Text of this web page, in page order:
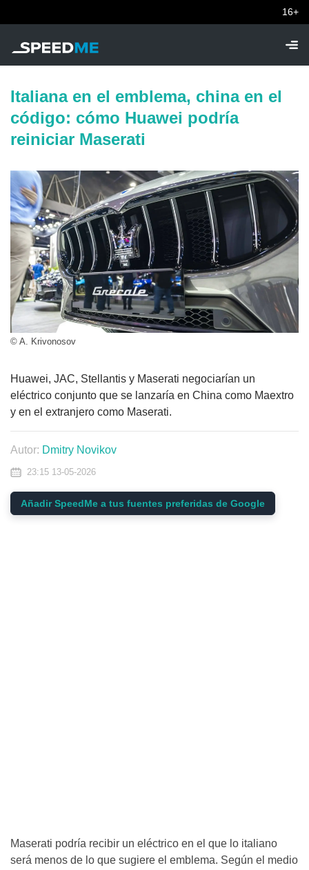
16+
Italiana en el emblema, china en el
código: cómo Huawei podría
reiniciar Maserati
© A. Krivonosov
Huawei, JAC, Stellantis y Maserati negociarían un
eléctrico conjunto que se lanzaría en China como Maextro
y en el extranjero como Maserati.
Autor: Dmitry Novikov
23:15 13-05-2026
Añadir SpeedMe a tus fuentes preferidas de Google
Maserati podría recibir un eléctrico en el que lo italiano
será menos de lo que sugiere el emblema. Según el medio